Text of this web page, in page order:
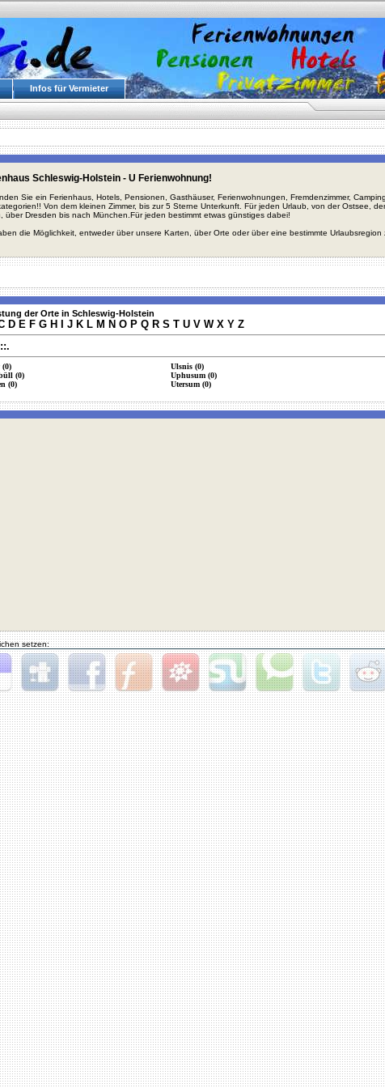
Infos für Vermieter
Schleswig-Holstein - U Ferienwohnung!
Sie ein Ferienhaus, Hotels, Pensionen, Gasthäuser, Ferienwohnungen, Fremdenzimmer,
Von dem kleinen Zimmer, bis zur 5 Sterne Unterkunft. Für jeden Urlaub, von der Ostsee,
über Dresden bis nach München.Für jeden bestimmt etwas günstiges dabei!
die Möglichkeit, entweder über unsere Karten, über Orte oder über eine bestimmte Urlaubsregion
der Orte in Schleswig-Holstein
D E F G H J K L M N O P Q R S T U V W X Y Z
(0)
(0)
(0)
Ulsnis (0)
Uphusum (0)
Utersum (0)
setzen:
Digg Facebook Furl StudiVZ StumbleUponTechnorati Twitter Reddit